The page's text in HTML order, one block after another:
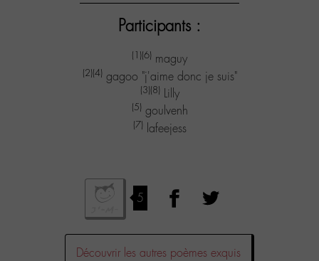
Participants :
(1)(6) maguy
(2)(4) gagoo "j'aime donc je suis"
(3)(8) Lilly
(5) goulvenh
(7) lafeejess
5
Découvrir les autres poèmes exquis